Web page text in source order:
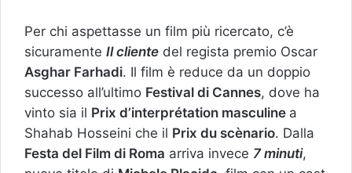
Per chi aspettasse un film più ricercato, c’è
sicuramente Il cliente del regista premio Oscar
Asghar Farhadi. Il film è reduce da un doppio
successo all’ultimo Festival di Cannes, dove ha
vinto sia il Prix d’interprétation masculine a
Shahab Hosseini che il Prix du scènario. Dalla
Festa del Film di Roma arriva invece 7 minuti,